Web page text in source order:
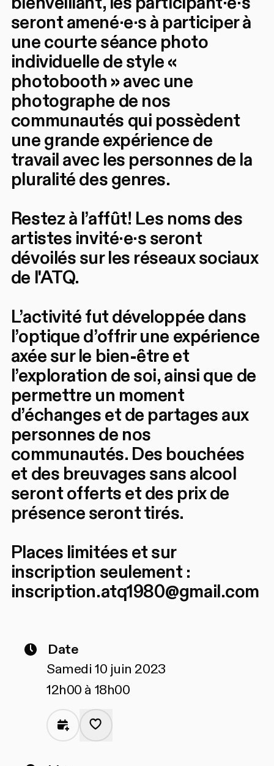
seront amené·e·s à participer à
une courte séance photo
individuelle de style «
photobooth » avec une
photographe de nos
communautés qui possèdent
une grande expérience de
travail avec les personnes de la
pluralité des genres.
Restez à l’affût! Les noms des
artistes invité·e·s seront
dévoilés sur les réseaux sociaux
de l'ATQ.
L’activité fut développée dans
l’optique d’offrir une expérience
axée sur le bien-être et
l’exploration de soi, ainsi que de
permettre un moment
d’échanges et de partages aux
personnes de nos
communautés. Des bouchées
et des breuvages sans alcool
seront offerts et des prix de
présence seront tirés.
Places limitées et sur
inscription seulement :
inscription.atq1980@gmail.com
Date
Samedi 10 juin 2023
12h00 à 18h00